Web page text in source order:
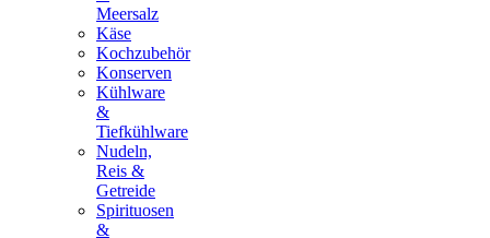
Meersalz
Käse
Kochzubehör
Konserven
Kühlware
&
Tiefkühlware
Nudeln,
Reis &
Getreide
Spirituosen
&